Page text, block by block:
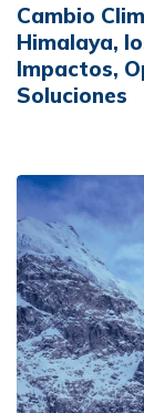
Cambio
Himalaya,
Impactos,
Soluciones